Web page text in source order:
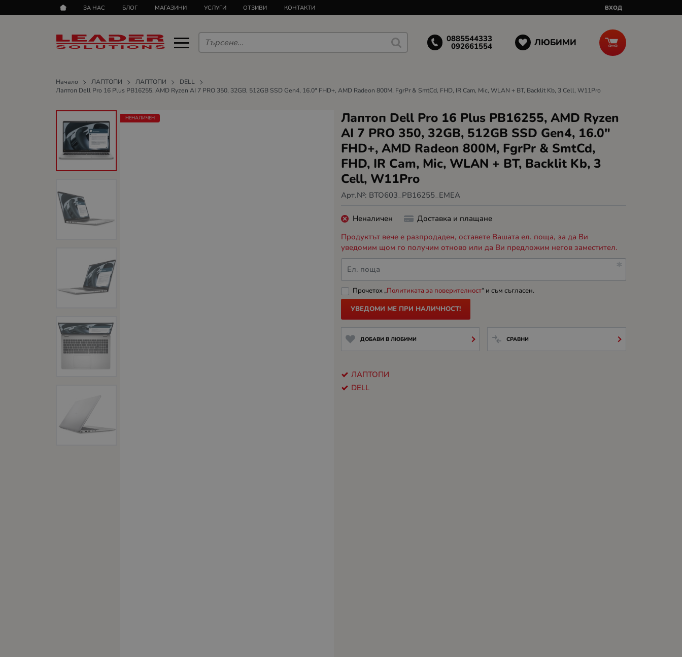
ЗА НАС БЛОГ МАГАЗИНИ УСЛУГИ ОТЗИВИ КОНТАКТИ ВХОД
0885544333
092661554 ЛЮБИМИ
Начало ЛАПТОПИ ЛАПТОПИ
DELL
Лаптоп Dell Pro 16 Plus PB16255, AMD Ryzen AI 7 PRO 350, 32GB, 512GB SSD Gen4, 16.0" FHD+, AMD Radeon 800M, FgrPr & SmtCd, FHD, IR Cam, Mic, WLAN + BT, Backlit Kb, 3 Cell, W11Pro
Лаптоп Dell Pro 16 Plus PB16255, AMD Ryzen
AI 7 PRO 350, 32GB, 512GB SSD Gen4, 16.0"
FHD+, AMD Radeon 800M, FgrPr & SmtCd,
FHD, IR Cam, Mic, WLAN + BT, Backlit Kb, 3
Cell, W11Pro
Арт.№: BTO603_PB16255_EMEA
НЕНАЛИЧЕН
Неналичен
Доставка и плащане
Продуктът вече е разпродаден, оставете Вашата ел. поща, за да Ви
уведомим щом го получим отново или да Ви предложим негов заместител.
Ел. поща
Прочетох „Политиката за поверителност“ и съм съгласен.
УВЕДОМИ МЕ ПРИ НАЛИЧНОСТ!
ДОБАВИ В ЛЮБИМИ СРАВНИ
ЛАПТОПИ
DELL